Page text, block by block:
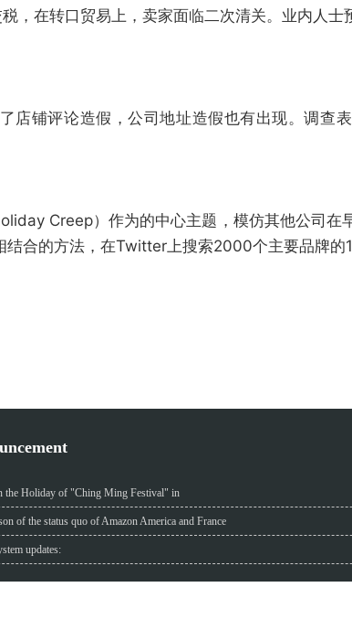
，在转口贸易上，卖家面临二次清关。业内人
店铺评论造假，公司地址造假也有出现。调查
Creep）作为的中心主题，模仿其他公司
合的方法，在Twitter上搜索2000个主要品牌的
the Holiday of "Ching Ming Festival" in
of the status quo of Amazon America and France
updates: